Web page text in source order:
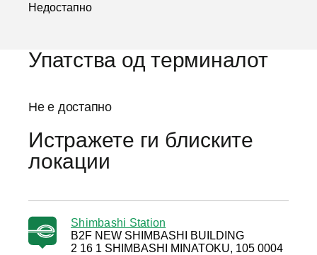
Недостапно
Упатства од терминалот
Не е достапно
Истражете ги блиските
локации
Shimbashi Station
B2F NEW SHIMBASHI BUILDING
2 16 1 SHIMBASHI MINATOKU, 105 0004